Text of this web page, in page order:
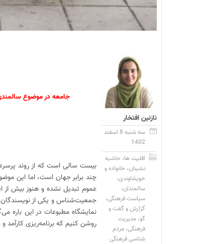
نازنین افتخار
سه شنبه 8 اسفند
1402
اقلیت ها، حاشیه
نشینان، خانواده و
خویشاوندی،
سالمندان،
سیاست فرهنگی،
گزارش و گفت و
گو، مدیریت
فرهنگی، مردم
شناسی فرهنگی
جامعه در موضوع سالمندی
بیست سالی است که از روند
چند برابر جهان است، اما این
عموم تبدیل نشده و هنوز بیش از
جمعیت‌شناس و یکی از نویسندگان
نمایشگاه مطبوعات در این باره
روشن کنیم که برنامه‌ریزی کارآمد